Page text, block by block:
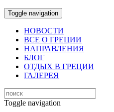
Toggle navigation
НОВОСТИ
ВСЕ О ГРЕЦИИ
НАПРАВЛЕНИЯ
БЛОГ
ОТДЫХ В ГРЕЦИИ
ГАЛЕРЕЯ
Toggle navigation